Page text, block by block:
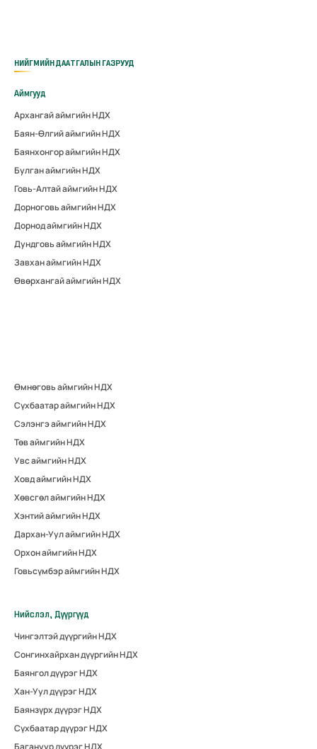
НИЙГМИЙН ДААТГАЛЫН ГАЗРУУД
Аймгууд
Архангай аймгийн НДХ
Баян-Өлгий аймгийн НДХ
Баянхонгор аймгийн НДХ
Булган аймгийн НДХ
Говь-Алтай аймгийн НДХ
Дорноговь аймгийн НДХ
Дорнод аймгийн НДХ
Дундговь аймгийн НДХ
Завхан аймгийн НДХ
Өвөрхангай аймгийн НДХ
Өмнөговь аймгийн НДХ
Сүхбаатар аймгийн НДХ
Сэлэнгэ аймгийн НДХ
Төв аймгийн НДХ
Увс аймгийн НДХ
Ховд аймгийн НДХ
Хөвсгөл аймгийн НДХ
Хэнтий аймгийн НДХ
Дархан-Уул аймгийн НДХ
Орхон аймгийн НДХ
Говьсүмбэр аймгийн НДХ
Нийслэл, Дүүргүүд
Чингэлтэй дүүргийн НДХ
Сонгинхайрхан дүүргийн НДХ
Баянгол дүүрэг НДХ
Хан-Уул дүүрэг НДХ
Баянзүрх дүүрэг НДХ
Сүхбаатар дүүрэг НДХ
Багануур дүүрэг НДХ